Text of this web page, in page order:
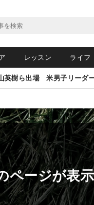
レッスン ライフ
英樹ら出場 米男子リーダ
ページが表